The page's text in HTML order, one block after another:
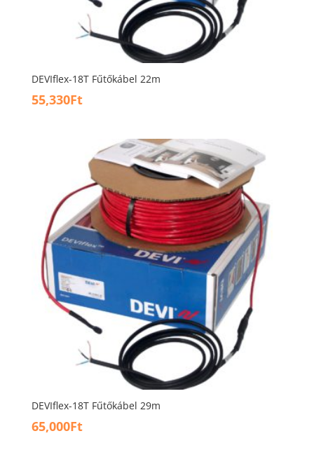
DEVIflex-18T Fűtőkábel 22m
55,330Ft
DEVIflex-18T Fűtőkábel 29m
65,000Ft